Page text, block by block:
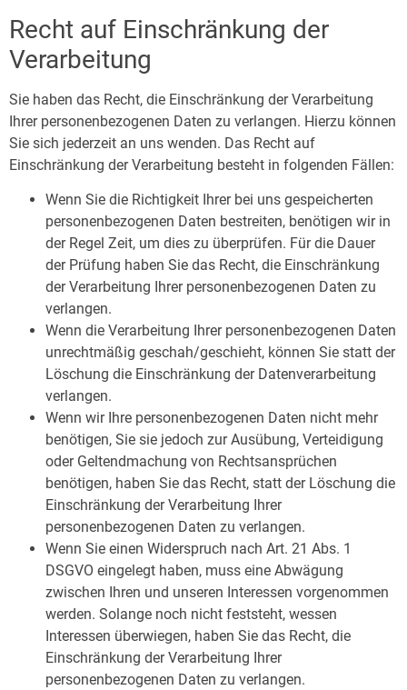
Recht auf Einschränkung der
Verarbeitung
Sie haben das Recht, die Einschränkung der Verarbeitung
Ihrer personenbezogenen Daten zu verlangen. Hierzu können
Sie sich jederzeit an uns wenden. Das Recht auf
Einschränkung der Verarbeitung besteht in folgenden Fällen:
Wenn Sie die Richtigkeit Ihrer bei uns gespeicherten
personenbezogenen Daten bestreiten, benötigen wir in
der Regel Zeit, um dies zu überprüfen. Für die Dauer
der Prüfung haben Sie das Recht, die Einschränkung
der Verarbeitung Ihrer personenbezogenen Daten zu
verlangen.
Wenn die Verarbeitung Ihrer personenbezogenen Daten
unrechtmäßig geschah/geschieht, können Sie statt der
Löschung die Einschränkung der Datenverarbeitung
verlangen.
Wenn wir Ihre personenbezogenen Daten nicht mehr
benötigen, Sie sie jedoch zur Ausübung, Verteidigung
oder Geltendmachung von Rechtsansprüchen
benötigen, haben Sie das Recht, statt der Löschung die
Einschränkung der Verarbeitung Ihrer
personenbezogenen Daten zu verlangen.
Wenn Sie einen Widerspruch nach Art. 21 Abs. 1
DSGVO eingelegt haben, muss eine Abwägung
zwischen Ihren und unseren Interessen vorgenommen
werden. Solange noch nicht feststeht, wessen
Interessen überwiegen, haben Sie das Recht, die
Einschränkung der Verarbeitung Ihrer
personenbezogenen Daten zu verlangen.